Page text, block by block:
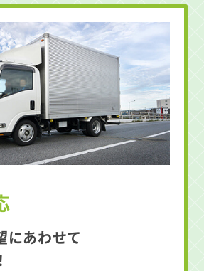
にあわせて